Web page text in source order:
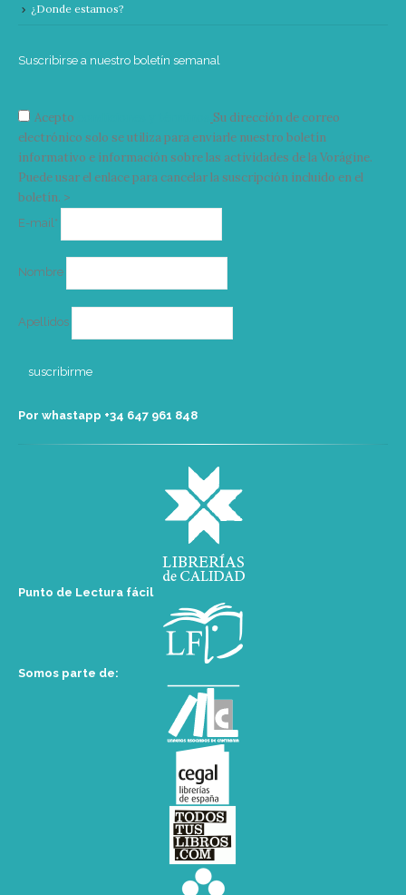
¿Donde estamos?
Suscribirse a nuestro boletín semanal
Acepto
Su dirección de correo
electrónico solo se utiliza para enviarle nuestro boletín
informativo e información sobre las actividades de la Vorágine.
Puede usar el enlace para cancelar la suscripción incluido en el
boletín. >
E-mail*
Nombre
Apellidos
Por whastapp +34 ‭647 961 848‬
Punto de Lectura fácil
Somos parte de: